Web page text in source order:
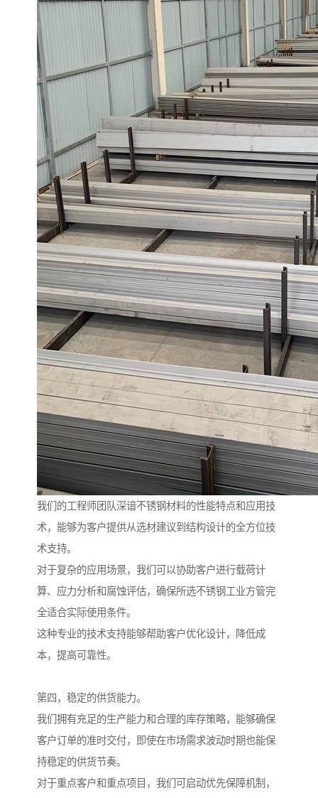
我们的工程师团队深谙不锈钢材料的性能特点和应用技
术，能够为客户提供从选材建议到结构设计的全方位技
术支持。
对于复杂的应用场景，我们可以协助客户进行载荷计
算、应力分析和腐蚀评估，确保所选不锈钢工业方管完
全适合实际使用条件。
这种专业的技术支持能够帮助客户优化设计，降低成
本，提高可靠性。
第四，稳定的供货能力。
我们拥有充足的生产能力和合理的库存策略，能够确保
客户订单的准时交付，即使在市场需求波动时期也能保
持稳定的供货节奏。
对于重点客户和重点项目，我们可启动优先保障机制，